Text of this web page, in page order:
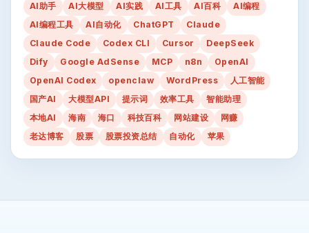
AI助手
AI大模型 AI实践 AI工具 AI百科
AI编程
AI编程工具
AI自动化 ChatGPT
Claude
Claude Code
Codex CLI Cursor
DeepSeek
Dify
Google AdSense MCP n8n
OpenAI
OpenAI Codex
openclaw WordPress
人工智能
国产AI
大模型API 提示词 效率工具
智能助理
本地AI
海南 海口 科技百科 网站建设
网赚
老达博客
股票 股票投资总结 自动化 苹果